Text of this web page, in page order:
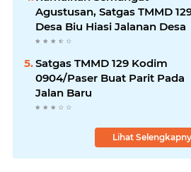
Agustusan, Satgas TMMD
Desa Biu Hiasi Jalanan Desa
Satgas TMMD 129 Kodim
0904/Paser Buat Parit Pada
Jalan Baru
Lihat